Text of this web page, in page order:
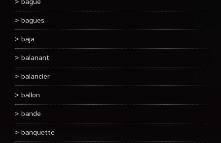
bague
bagues
baja
balanant
balancier
ballon
bande
banquette